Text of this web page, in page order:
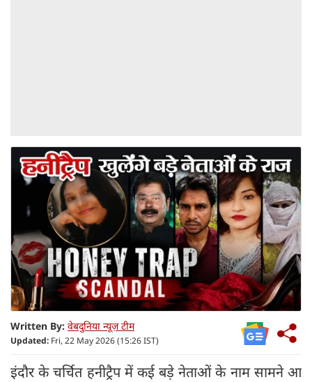
Written By: वेबदुनिया न्यूज़ टीम
Updated: Fri, 22 May 2026 (15:26 IST)
इंदौर के चर्चित हनीट्रैप में कई बड़े नेताओं के नाम सामने आ